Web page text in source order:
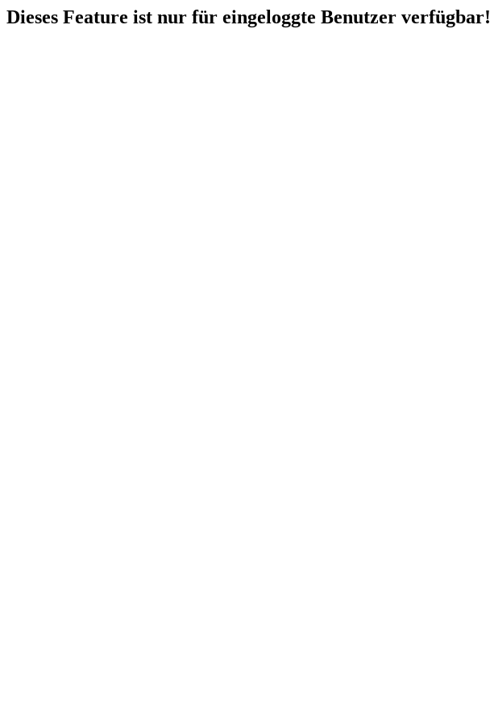
Dieses Feature ist nur für eingeloggte Benutzer verfügbar!